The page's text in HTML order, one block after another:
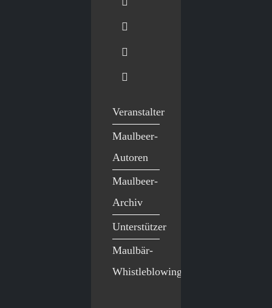
Veranstalter
Maulbeer-
Autoren
Maulbeer-
Archiv
Unterstützer
Maulbär-
Whistleblowing